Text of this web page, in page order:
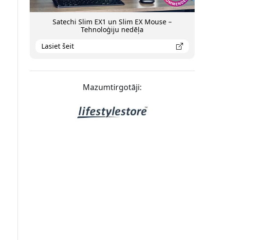
Satechi Slim EX1 un Slim EX Mouse –
Tehnoloģiju nedēļa
Lasiet šeit
Mazumtirgotāji: